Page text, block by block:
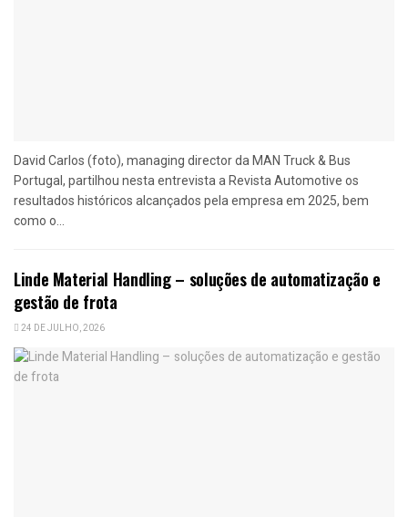
David Carlos (foto), managing director da MAN Truck & Bus
Portugal, partilhou nesta entrevista a Revista Automotive os
resultados históricos alcançados pela empresa em 2025, bem
como o...
Linde Material Handling – soluções de automatização e
gestão de frota
24 DE JULHO, 2026